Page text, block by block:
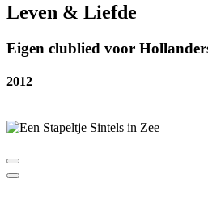
Leven & Liefde
Eigen clublied voor
2012